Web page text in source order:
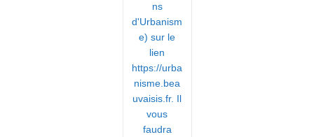
ns
d'Urbanism
e) sur le
lien
https://urba
nisme.bea
uvaisis.fr. Il
vous
faudra